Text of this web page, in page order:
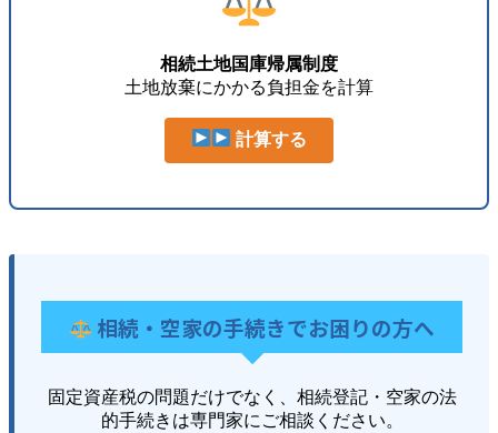
相続土地国庫帰属制度
土地放棄にかかる負担金を計算
計算する
相続・空家の手続きでお困りの方へ
固定資産税の問題だけでなく、相続登記・空家の法
的手続きは専門家にご相談ください。